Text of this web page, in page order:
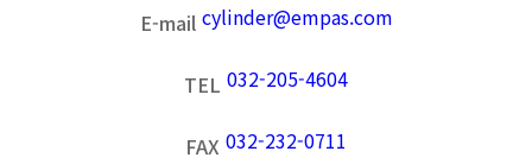
E-mail cylinder@empas.com
TEL 032-205-4604
FAX 032-232-0711